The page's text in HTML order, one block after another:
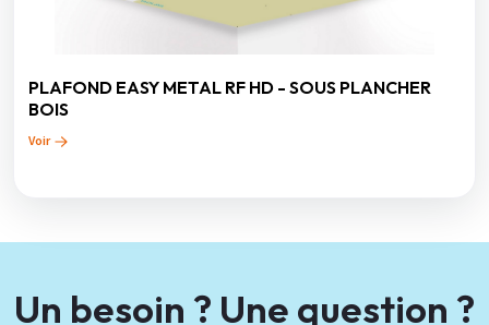
PLAFOND EASY METAL RF HD - SOUS PLANCHER
BOIS
Voir
Un besoin ? Une question ?